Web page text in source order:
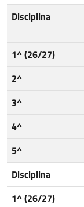
Disciplina
1^ (26/27)
2^
3^
4^
5^
Disciplina
1^ (26/27)